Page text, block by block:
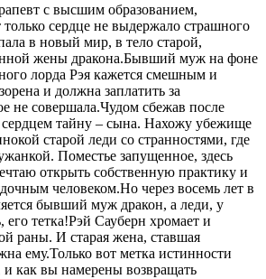
с высшим образованием,
только сердце не выдержало страшного
в новый мир, в тело старой,
жены дракона.Бывший муж на фоне
лорда Рэя кажется смешным и
и должна заплатить за
не совершала.Чудом сбежав после
сердцем тайну – сына. Нахожу убежище
старой леди со странностями, где
Поместье запущенное, здесь
открыть собственную практику и
человеком.Но через восемь лет в
бывший муж дракон, а леди, у
его тетка!Рэй Сауберн хромает и
раны. И старая жена, ставшая
ему.Только вот метка истинности
как вы намерены возвращать